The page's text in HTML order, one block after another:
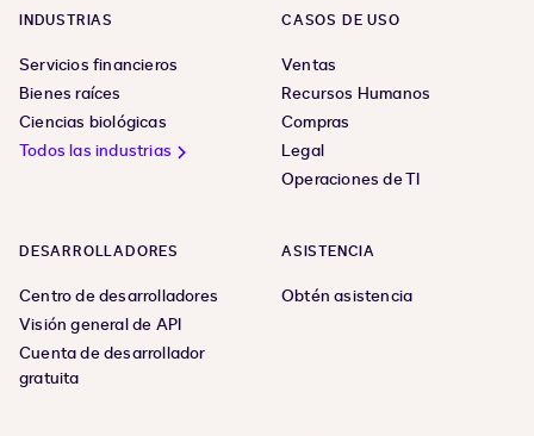
INDUSTRIAS
Servicios financieros
Bienes raíces
Ciencias biológicas
Todos las industrias
CASOS DE USO
Ventas
Recursos Humanos
Compras
Legal
Operaciones de TI
DESARROLLADORES
Centro de desarrolladores
Visión general de API
Cuenta de desarrollador
gratuita
ASISTENCIA
Obtén asistencia